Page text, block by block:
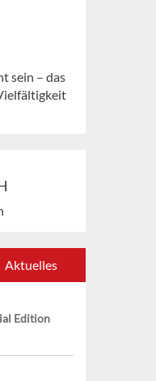
sein – das
Aktuelles
Edition